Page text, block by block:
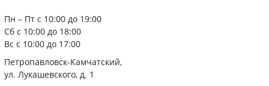
Пн – Пт с 10:00 до 19:00
Сб с 10:00 до 18:00
Вс с 10:00 до 17:00
Петропавловск-Камчатский,
ул. Лукашевского, д. 1